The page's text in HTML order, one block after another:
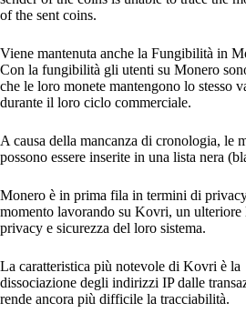
of the sent coins.
Viene mantenuta anche la Fungibilità in
Con la fungibilità gli utenti su Monero
che le loro monete mantengono lo stesso
durante il loro ciclo commerciale.
A causa della mancanza di cronologia, le
possono essere inserite in una lista nera
Monero è in prima fila in termini di
momento lavorando su Kovri, un
privacy e sicurezza del loro sistema.
La caratteristica più notevole di Kovri è la
dissociazione degli indirizzi IP dalle
rende ancora più difficile la tracciabilità.